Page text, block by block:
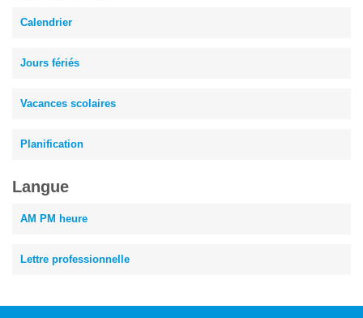
Calendrier
Jours fériés
Vacances scolaires
Planification
Langue
AM PM heure
Lettre professionnelle